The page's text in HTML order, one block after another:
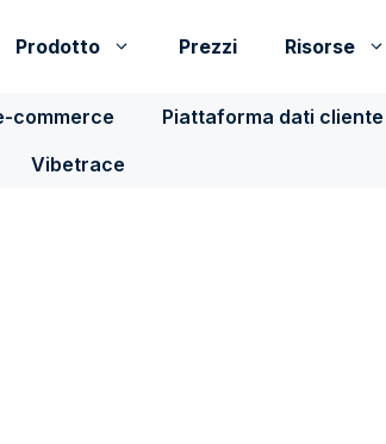
Prodotto Prezzi Risorse
commerce Piattaforma dati cliente
Vibetrace